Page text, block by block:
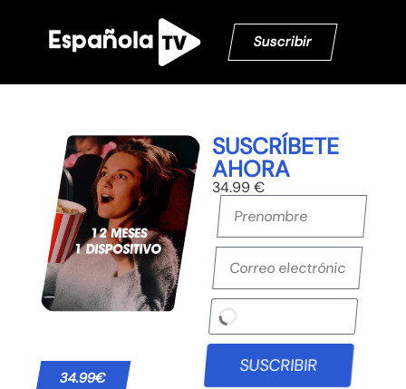
Suscribir
34.99€
SUSCRÍBETE
AHORA
34.99 €
SUSCRIBIR